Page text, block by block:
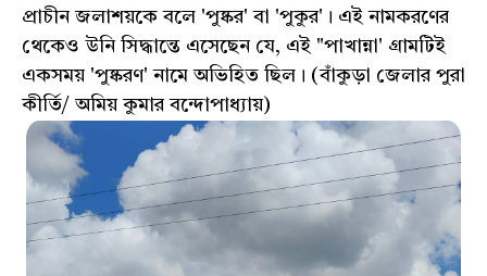
প্রাচীন জলাশয়কে বলে 'পুষ্কর' বা 'পুকুর'। এই নামকরণের
থেকেও উনি সিদ্ধান্তে এসেছেন যে, এই "পাখান্না' গ্রামটিই
একসময় 'পুষ্করণ' নামে অভিহিত ছিল। (বাঁকুড়া জেলার পুরা
কীর্তি/ অমিয় কুমার বন্দোপাধ্যায়)